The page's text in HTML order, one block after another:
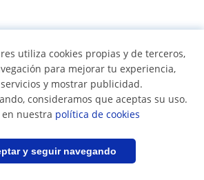
en...
Clases de informática
en Biobío
Clases de informática
en Cautín
utiliza cookies propias y de terceros,
para mejorar tu experiencia,
y mostrar publicidad.
consideramos que aceptas su uso.
nuestra política de cookies
y seguir navegando